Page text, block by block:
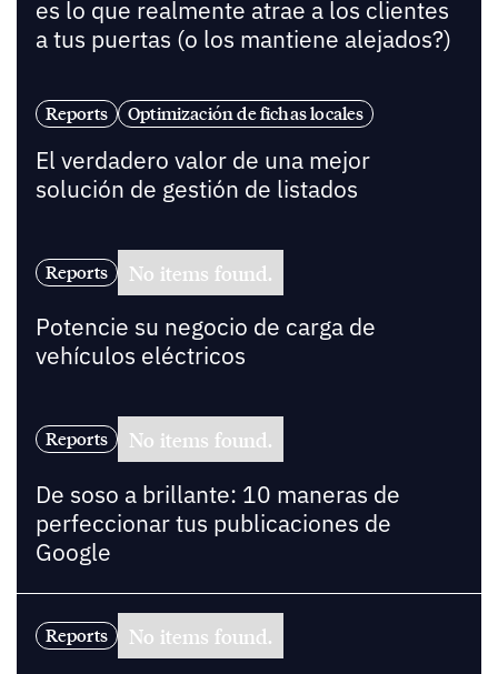
es lo que realmente atrae a los clientes
a tus puertas (o los mantiene alejados?)
Reports Optimización de fichas locales
El verdadero valor de una mejor
solución de gestión de listados
Reports No items found.
Potencie su negocio de carga de
vehículos eléctricos
Reports No items found.
De soso a brillante: 10 maneras de
perfeccionar tus publicaciones de
Google
Reports No items found.